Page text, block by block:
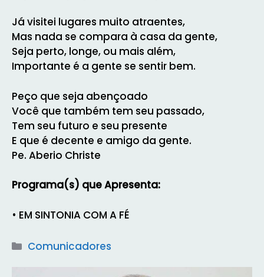
Já visitei lugares muito atraentes,
Mas nada se compara à casa da gente,
Seja perto, longe, ou mais além,
Importante é a gente se sentir bem.
Peço que seja abençoado
Você que também tem seu passado,
Tem seu futuro e seu presente
E que é decente e amigo da gente.
Pe. Aberio Christe
Programa(s) que Apresenta:
• EM SINTONIA COM A FÉ
Categorias
Comunicadores